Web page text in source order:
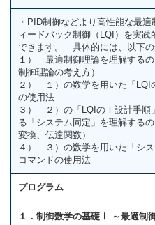
・PID制御などより高性能な最
ィードバック制御（LQI）を実
できます。 具体的には、以下の
１） 最適制御理論を理解する
制御理論の考え方）
２） １）の数学を用いた「LQI
の使用法
３） ２）の「LQIのＩ設計手順
る「システム同定」を理解する
変換、伝達関数）
４） ３）の数学を用いた「シ
コマンドの使用法
プログラム
１．制御数学の基礎Ⅰ ～最適制